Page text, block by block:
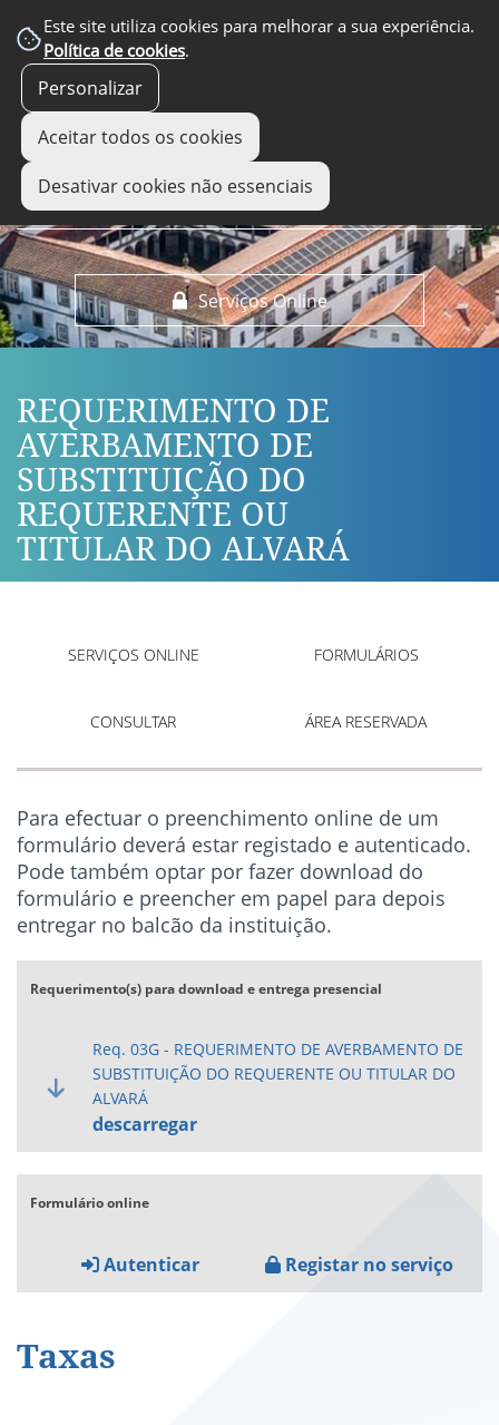
Este site utiliza cookies para melhorar a sua experiência.
Política de cookies.
Personalizar
Aceitar todos os cookies
Desativar cookies não essenciais
Serviços Online
EM DESTAQUE
REQUERIMENTO DE
AVERBAMENTO DE
SUBSTITUIÇÃO DO
REQUERENTE OU
TITULAR DO ALVARÁ
SERVIÇOS ONLINE FORMULÁRIOS
CONSULTAR ÁREA RESERVADA
Para efectuar o preenchimento online de um
formulário deverá estar registado e autenticado.
Pode também optar por fazer download do
formulário e preencher em papel para depois
entregar no balcão da instituição.
Requerimento(s) para download e entrega presencial
Req. 03G - REQUERIMENTO DE AVERBAMENTO DE
SUBSTITUIÇÃO DO REQUERENTE OU TITULAR DO
ALVARÁ
descarregar
Formulário online
Autenticar Registar no serviço
Taxas